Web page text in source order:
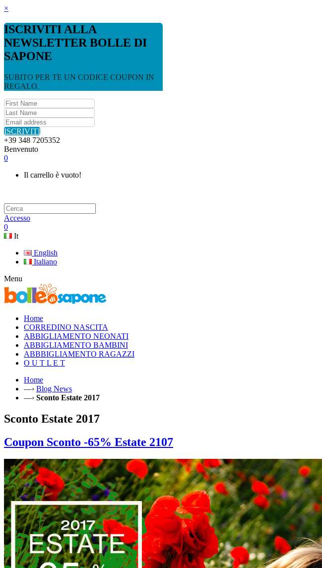
×
ISCRIVITI ALLA
NEWSLETTER BOLLE DI
SAPONE
SUBITO PER TE UN CODICE COUPON IN
REGALO.
ISCRIVITI
+39 348 7205352
Benvenuto
0
Il carrello è vuoto!
Accesso
0
It
English
Italiano
Menu
Home
CORREDINO NASCITA
ABBIGLIAMENTO NEONATI
ABBIGLIAMENTO BAMBINI
ABBBIGLIAMENTO RAGAZZI
O U T L E T
Home
—› Blog News
—› Sconto Estate 2017
Sconto Estate 2017
Coupon Sconto -65% Estate 2107